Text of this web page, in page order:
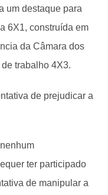
um destaque para
6X1, construída em
da Câmara dos
trabalho 4X3.
de prejudicar a
ter participado
de manipular a